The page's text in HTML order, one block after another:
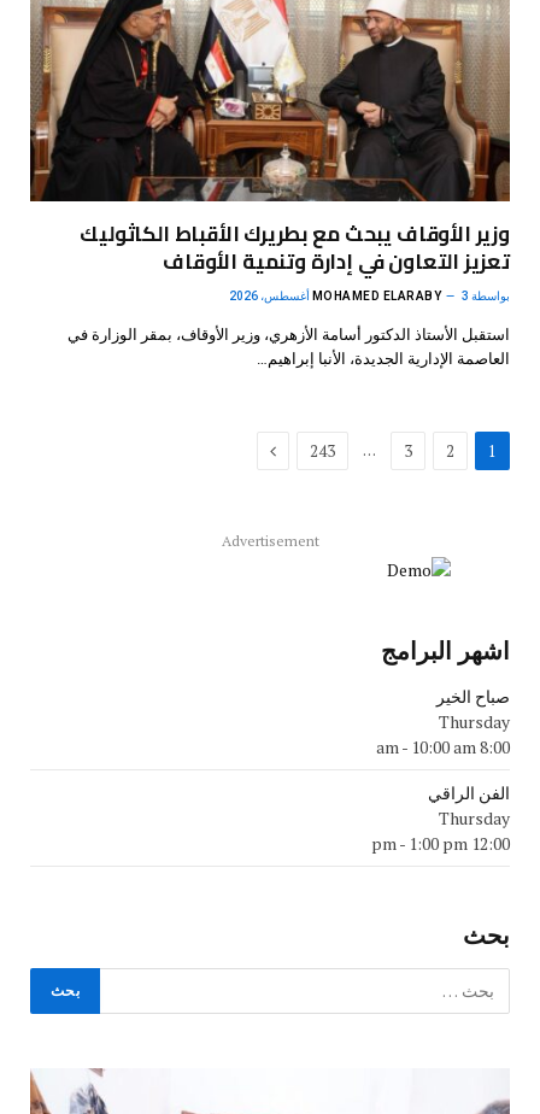
وزير الأوقاف يبحث مع بطريرك الأقباط الكاثوليك
تعزيز التعاون في إدارة وتنمية الأوقاف
بواسطة MOHAMED ELARABY 3 أغسطس، 2026
استقبل الأستاذ الدكتور أسامة الأزهري، وزير الأوقاف، بمقر الوزارة في
العاصمة الإدارية الجديدة، الأنبا إبراهيم…
1
2
3
…
243 التالي
Advertisement
اشهر البرامج
صباح الخير
Thursday
8:00 am
- 10:00 am
الفن الراقي
Thursday
12:00 pm
- 1:00 pm
بحث